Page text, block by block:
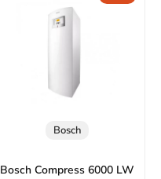
Bosch
Bosch Compress 6000 LW